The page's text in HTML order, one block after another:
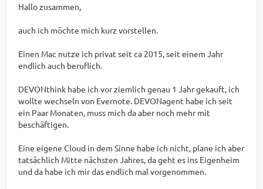
Hallo zusammen,
auch ich möchte mich kurz vorstellen.
Einen Mac nutze ich privat seit ca 2015, seit einem Jahr
endlich auch beruflich.
DEVONthink habe ich vor ziemlich genau 1 Jahr gekauft, ich
wollte wechseln von Evernote. DEVONagent habe ich seit
ein Paar Monaten, muss mich da aber noch mehr mit
beschäftigen.
Eine eigene Cloud in dem Sinne habe ich nicht, plane ich aber
tatsächlich Mitte nächsten Jahres, da geht es ins Eigenheim
und da habe ich mir das endlich mal vorgenommen.